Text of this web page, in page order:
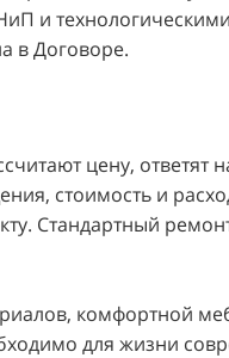
и
в Договоре.
цену, ответят
стоимость и
Стандартный
комфортной
для жизни